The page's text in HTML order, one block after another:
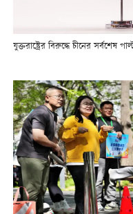
যুক্তরাষ্ট্রের বিরুদ্ধে চীনের সর্বশেষ